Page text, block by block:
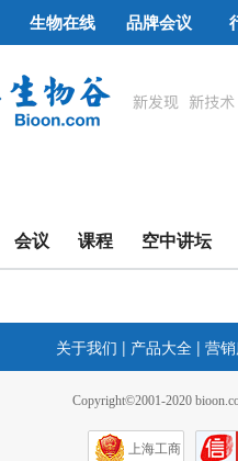
生物在线 品牌会议
会议 课程 空中讲坛
关于我们 | 产品大全 | 营
Copyright©2001-2020
上海工商